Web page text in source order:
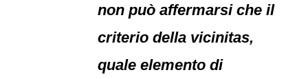
non può affermarsi che il
criterio della vicinitas,
quale elemento di